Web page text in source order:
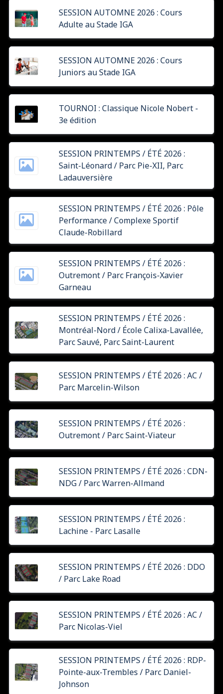
SESSION AUTOMNE 2026 : Cours
Adulte au Stade IGA
SESSION AUTOMNE 2026 : Cours
Juniors au Stade IGA
TOURNOI : Classique Nicole Nobert -
3e édition
SESSION PRINTEMPS / ÉTÉ 2026 :
Saint-Léonard / Parc Pie-XII, Parc
Ladauversière
SESSION PRINTEMPS / ÉTÉ 2026 : Pôle
Performance / Complexe Sportif
Claude-Robillard
SESSION PRINTEMPS / ÉTÉ 2026 :
Outremont / Parc François-Xavier
Garneau
SESSION PRINTEMPS / ÉTÉ 2026 :
Montréal-Nord / École Calixa-Lavallée,
Parc Sauvé, Parc Saint-Laurent
SESSION PRINTEMPS / ÉTÉ 2026 : AC /
Parc Marcelin-Wilson
SESSION PRINTEMPS / ÉTÉ 2026 :
Outremont / Parc Saint-Viateur
SESSION PRINTEMPS / ÉTÉ 2026 : CDN-
NDG / Parc Warren-Allmand
SESSION PRINTEMPS / ÉTÉ 2026 :
Lachine - Parc Lasalle
SESSION PRINTEMPS / ÉTÉ 2026 : DDO
/ Parc Lake Road
SESSION PRINTEMPS / ÉTÉ 2026 : AC /
Parc Nicolas-Viel
SESSION PRINTEMPS / ÉTÉ 2026 : RDP-
Pointe-aux-Trembles / Parc Daniel-
Johnson